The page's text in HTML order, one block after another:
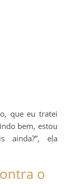
que eu tratei
bem, estou
ainda?”, ela
o